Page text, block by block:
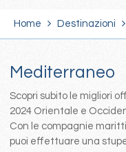
Home Destinazioni
Mediterraneo
Scopri subito le migliori
2024 Orientale e
Con le compagnie
puoi effettuare una